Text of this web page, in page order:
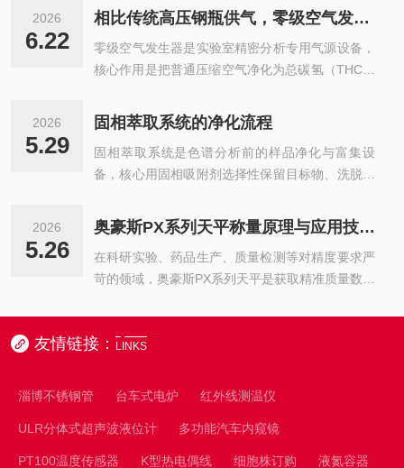
链稳定的关键。一、核心症结：为何自动化霜系统
统，通过定时触发化霜程序，融化蒸发器表面结
霜...
性、产品质量稳定性。一旦出现移液偏差，轻则导
致实验重复返工，重则引发试剂污染、生产批次报
废。但不少使用者对瓶口分液器的工作原理认知模
糊，校准操作不规范，日常维护缺失，导致设备精
辑、校准方法与维护要点，助力大家全面掌握全流
理：机械结构与精准移液的协同逻辑普兰德瓶口...
2026
6.22
相比传统高压钢瓶供气，零级空气发生器有哪些优势？
零级空气发生器是实验室精密分析专用气源设备，
核心作用是把普通压缩空气净化为总碳氢（THC）
替代高压零级空气钢瓶，给气相色谱FID、FPD、
NPD等检测器做助燃气，保障色谱基线平稳、降低
检测噪声。相比传统高压钢瓶供气，零级空气发生
器具有以下优势：安全性高：无需搬运高压气瓶，
钢瓶容量限制成本可控：长期使用成本低于频繁更
余气体影响环保便捷：无钢瓶...
2026
5.29
固相萃取系统的净化流程
固相萃取系统是色谱分析前的样品净化与富集设
备，核心用固相吸附剂选择性保留目标物、洗脱杂
提高灵敏度。固相萃取系统的净化流程：活化/平
衡：用强溶剂润湿填料，再用与样品基质相似的弱
溶剂(如水)置换，创造“湿润且兼容”的吸附环境。
上样：样品溶液通过小柱，目标物被吸附剂选择
标物仍牢牢保留在柱上。洗脱：换用强溶剂，将高
2026
5.26
奥豪斯PX系列天平称量原理与应用技巧分享
在科研实验、药品生产、质量检测等对精度要求严
苛的领域，奥豪斯PX系列天平是获取精准质量数据
量，到克级的样品定量，设备凭借稳定的性能与高
设备发挥较大效能，既要吃透其称量原理，更要掌
一、称量原理：电磁力平衡的精准计量逻辑奥豪斯
PX系列天平的核心称量原理，依托电磁力平衡技
友情链接： LINKS
淄博不锈钢管 台车式电炉 红外线测温仪
ULR分体式超声波液位计 多功能汽车内窥镜
PT100温度传感器 K型热电偶线 细胞株订购 液氮容器